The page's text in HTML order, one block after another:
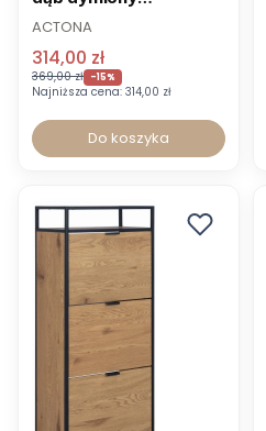
ACTONA
314,00 zł
369,00 zł -15%
Najniższa cena: 314,00 zł
Do koszyka